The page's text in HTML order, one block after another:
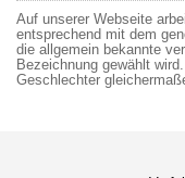
Auf unserer Webseite
entsprechend mit dem
die allgemein bekannte
Bezeichnung gewählt
Geschlechter